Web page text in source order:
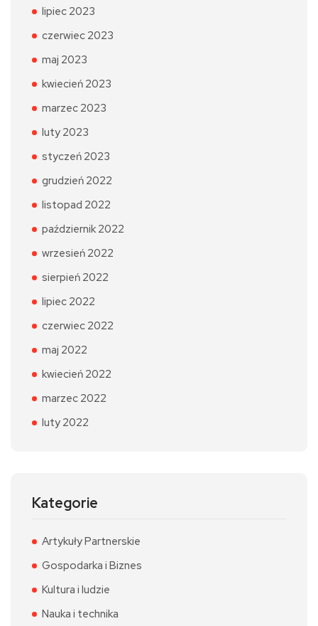
lipiec 2023
czerwiec 2023
maj 2023
kwiecień 2023
marzec 2023
luty 2023
styczeń 2023
grudzień 2022
listopad 2022
październik 2022
wrzesień 2022
sierpień 2022
lipiec 2022
czerwiec 2022
maj 2022
kwiecień 2022
marzec 2022
luty 2022
Kategorie
Artykuły Partnerskie
Gospodarka i Biznes
Kultura i ludzie
Nauka i technika